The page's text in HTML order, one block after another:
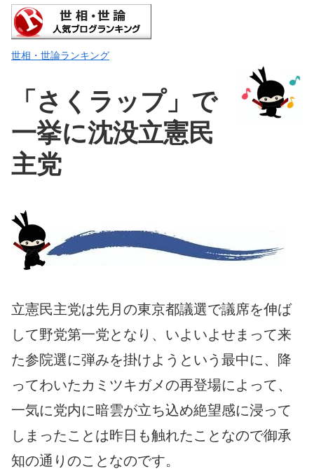
世相・世論ランキング
「さくラップ」で
一挙に沈没立憲民
主党
立憲民主党は先月の東京都議選で議席を伸ば
して野党第一党となり、いよいよせまって来
た参院選に弾みを掛けようという最中に、降
ってわいたカミツキガメの再登場によって、
一気に党内に暗雲が立ち込め絶望感に浸って
しまったことは昨日も触れたことなので御承
知の通りのことなのです。